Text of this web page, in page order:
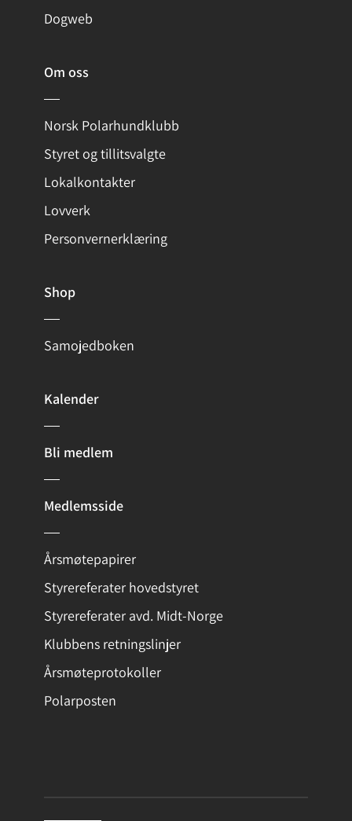
Dogweb
Om oss
Norsk Polarhundklubb
Styret og tillitsvalgte
Lokalkontakter
Lovverk
Personvernerklæring
Shop
Samojedboken
Kalender
Bli medlem
Medlemsside
Årsmøtepapirer
Styrereferater hovedstyret
Styrereferater avd. Midt-Norge
Klubbens retningslinjer
Årsmøteprotokoller
Polarposten